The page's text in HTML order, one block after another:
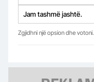
Jam tashmë jashtë.
Zgjidhni një opsion dhe votoni.